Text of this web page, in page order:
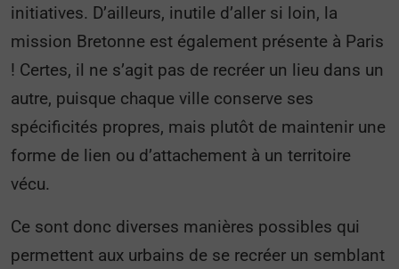
initiatives. D’ailleurs, inutile d’aller si loin, la
mission Bretonne est également présente à Paris
! Certes, il ne s’agit pas de recréer un lieu dans un
autre, puisque chaque ville conserve ses
spécificités propres, mais plutôt de maintenir une
forme de lien ou d’attachement à un territoire
vécu.
Ce sont donc diverses manières possibles qui
permettent aux urbains de se recréer un semblant